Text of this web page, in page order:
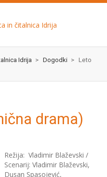
Idrija > Dogodki > Leto
drama)
Režija: Vladimir Blaževski /
Scenarij: Vladimir Blaževski,
Dusan Spasojević,